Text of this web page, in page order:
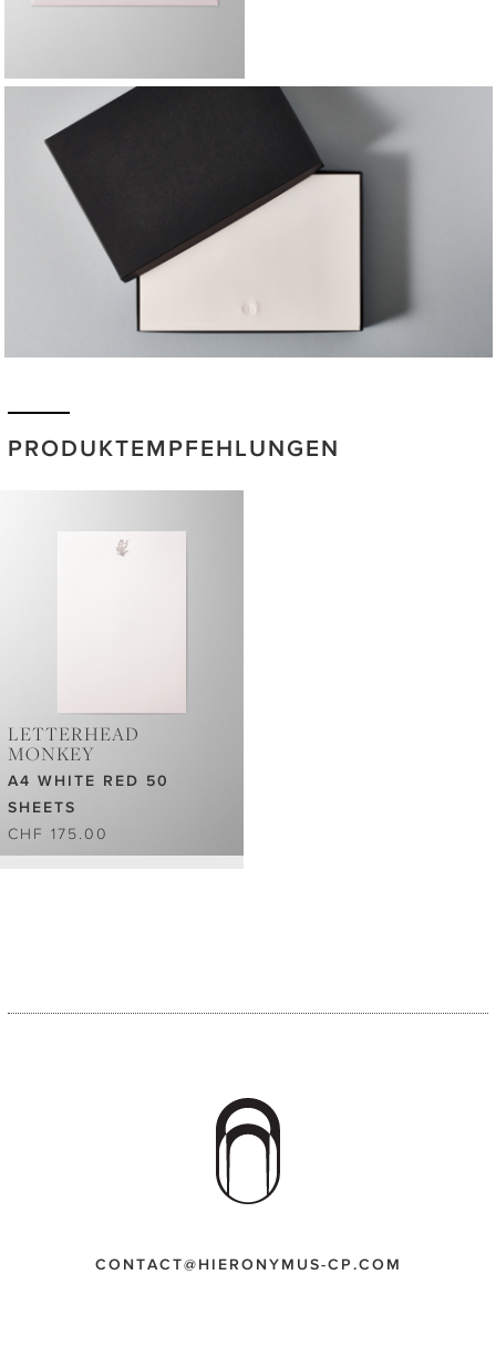
PRODUKTEMPFEHLUNGEN
LETTERHEAD
MONKEY
A4 WHITE RED 50
SHEETS
CHF 175.00
CONTACT@HIERONYMUS-CP.COM